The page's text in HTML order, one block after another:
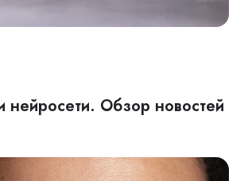
нейросети. Обзор новостей